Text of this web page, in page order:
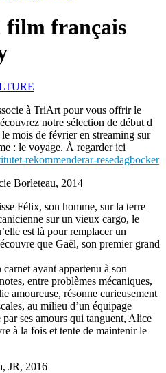
film français
à TriArt pour vous offrir le
notre sélection de début d
mois de février en streaming sur
: le voyage. À regarder ici
rekommenderar-resedagbocker
Borleteau, 2014
Félix, son homme, sur la terre
sur un vieux cargo, le
est là pour remplacer un
que Gaël, son premier grand
ayant appartenu à son
entre problèmes mécaniques,
amoureuse, résonne curieusement
au milieu d’un équipage
ses amours qui tanguent, Alice
à la fois et tente de maintenir le
JR, 2016